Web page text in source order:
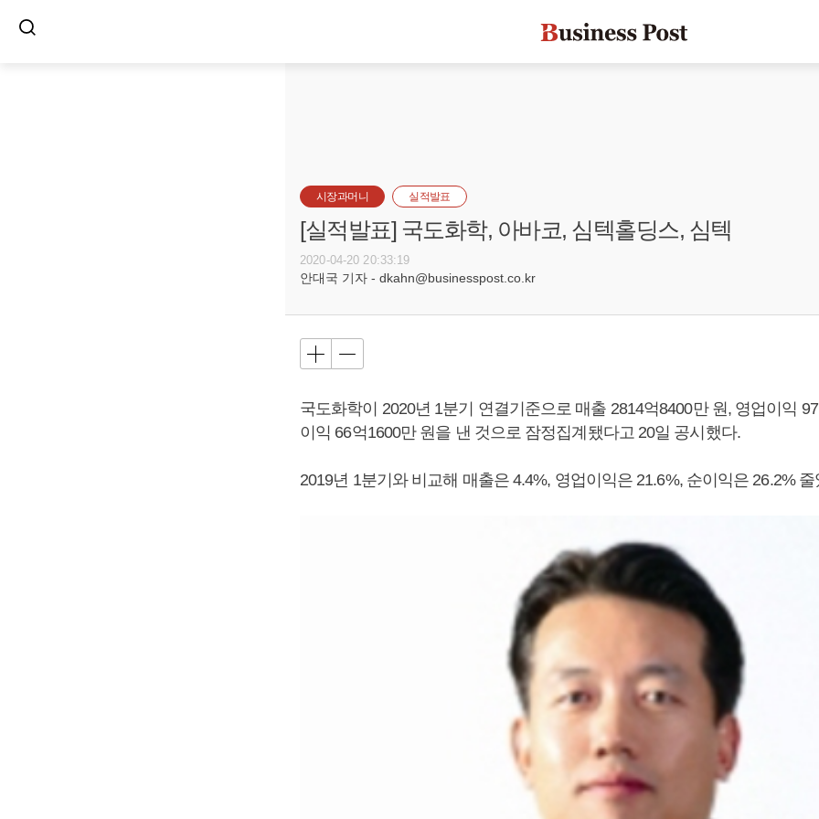
시장과머니 실적발표
[실적발표] 국도화학, 아바코, 심텍홀딩스, 심텍
2020-04-20 20:33:19
안대국 기자 - dkahn@businesspost.co.kr
국도화학이 2020년 1분기 연결기준으로 매출 2814억8400만 원, 영업이익
이익 66억1600만 원을 낸 것으로 잠정집계됐다고 20일 공시했다.
2019년 1분기와 비교해 매출은 4.4%, 영업이익은 21.6%, 순이익은 26.2% 줄